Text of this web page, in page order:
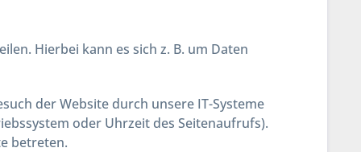
Hierbei kann es sich z. B. um Daten
der Website durch unsere IT-Systeme
oder Uhrzeit des Seitenaufrufs).
betreten.